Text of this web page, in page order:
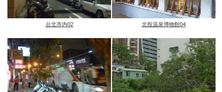
台北市内02 北投温泉博物館04